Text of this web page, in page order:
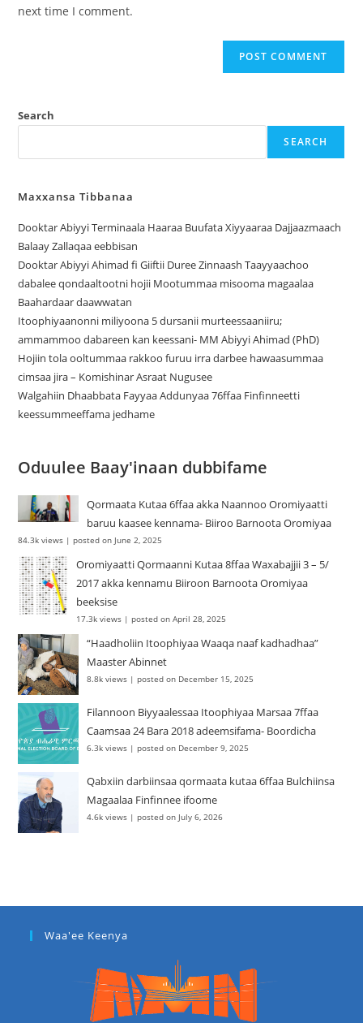
next time I comment.
Search
SEARCH
Maxxansa Tibbanaa
Dooktar Abiyyi Terminaala Haaraa Buufata Xiyyaaraa Dajjaazmaach
Balaay Zallaqaa eebbisan
Dooktar Abiyyi Ahimad fi Giiftii Duree Zinnaash Taayyaachoo
dabalee qondaaltootni hojii Mootummaa misooma magaalaa
Baahardaar daawwatan
Itoophiyaanonni miliyoona 5 dursanii murteessaaniiru;
ammammoo dabareen kan keessani- MM Abiyyi Ahimad (PhD)
Hojiin tola ooltummaa rakkoo furuu irra darbee hawaasummaa
cimsaa jira – Komishinar Asraat Nugusee
Walgahiin Dhaabbata Fayyaa Addunyaa 76ffaa Finfinneetti
keessummeeffama jedhame
Oduulee Baay'inaan dubbifame
Qormaata Kutaa 6ffaa akka Naannoo Oromiyaatti
baruu kaasee kennama- Biiroo Barnoota Oromiyaa
84.3k views |posted on June 2, 2025
Oromiyaatti Qormaanni Kutaa 8ffaa Waxabajjii 3 – 5/
2017 akka kennamu Biiroon Barnoota Oromiyaa
beeksise
17.3k views |posted on April 28, 2025
“Haadholiin Itoophiyaa Waaqa naaf kadhadhaa”
Maaster Abinnet
8.8k views |posted on December 15, 2025
Filannoon Biyyaalessaa Itoophiyaa Marsaa 7ffaa
Caamsaa 24 Bara 2018 adeemsifama- Boordicha
6.3k views |posted on December 9, 2025
Qabxiin darbiinsaa qormaata kutaa 6ffaa Bulchiinsa
Magaalaa Finfinnee ifoome
4.6k views |posted on July 6, 2026
Waa'ee Keenya